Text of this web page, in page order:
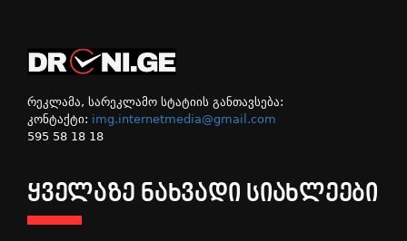
რეკლამა, სარეკლამო სტატიის განთავსება:
კონტაქტი: img.internetmedia@gmail.com
595 58 18 18
ᲧᲕᲔᲚᲐᲖᲔ ᲜᲐᲮᲕᲐᲓᲘ ᲡᲘᲐᲮᲚᲔᲔᲑᲘ